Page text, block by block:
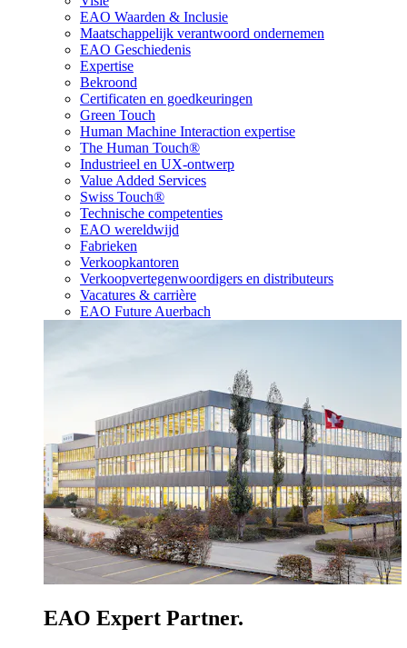
EAO Waarden & Inclusie
Maatschappelijk verantwoord ondernemen
EAO Geschiedenis
Expertise
Bekroond
Certificaten en goedkeuringen
Green Touch
Human Machine Interaction expertise
The Human Touch®
Industrieel en UX-ontwerp
Value Added Services
Swiss Touch®
Technische competenties
EAO wereldwijd
Fabrieken
Verkoopkantoren
Verkoopvertegenwoordigers en distributeurs
Vacatures & carrière
EAO Future Auerbach
EAO Expert Partner.